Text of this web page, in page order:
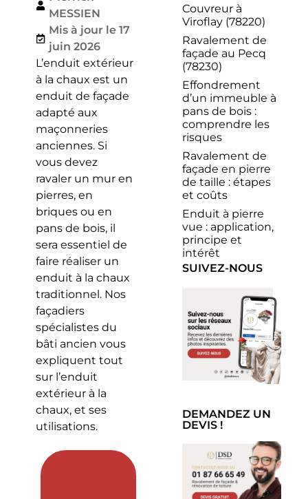
MESSIEN
Mis à jour le 17
juin 2026
L’enduit extérieur
à la chaux est un
enduit de façade
adapté aux
maçonneries
anciennes. Si
vous devez
ravaler un mur en
pierres, en
briques ou en
pans de bois, il
sera essentiel de
faire réaliser un
enduit à la chaux
traditionnel. Nos
façadiers
spécialistes du
bâti ancien vous
expliquent tout
sur l’enduit
extérieur à la
chaux, et ses
utilisations.
Couvreur à
Viroflay (78220)
Ravalement de
façade au Pecq
(78230)
Effondrement
d’un immeuble à
pans de bois :
comprendre les
risques
Ravalement de
façade en pierre
de taille : étapes
et coûts
Enduit à pierre
vue : application,
principe et
intérêt
SUIVEZ-NOUS
DEMANDEZ UN
DEVIS !